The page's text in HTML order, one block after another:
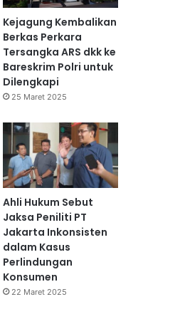
Kejagung Kembalikan
Berkas Perkara
Tersangka ARS dkk ke
Bareskrim Polri untuk
Dilengkapi
25 Maret 2025
Ahli Hukum Sebut
Jaksa Peniliti PT
Jakarta Inkonsisten
dalam Kasus
Perlindungan
Konsumen
22 Maret 2025